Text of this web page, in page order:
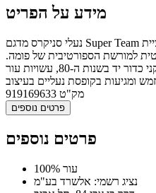
מידע על הפריט
נעלי סניקרס מדגם Super Team מתוך קולקציית Puma x Represent,
למורשת הספורטיבית של פומה.
הנעליים, שעוצבו במקור עבור שחקני כדור יד בשנות ה-80, עשויות עור
מק"ט 919169633
פרטים נוספים
פרטים נוספים
100% עור
נציג רשמי: אלשרד בע"מ